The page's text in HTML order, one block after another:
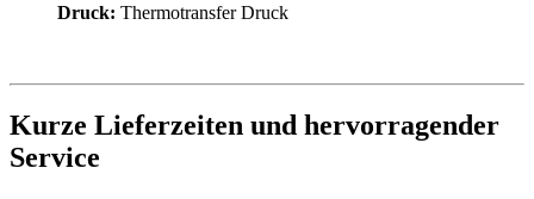
Druck: Thermotransfer Druck
Kurze Lieferzeiten und hervorragender
Service